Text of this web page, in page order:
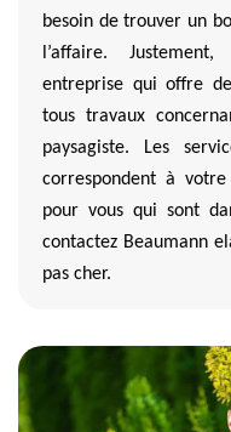
besoin de trouver un
l’affaire.
entreprise qui offre
tous travaux
paysagiste. Les
correspondent à
pour vous qui sont
contactez Beaumann
pas cher.